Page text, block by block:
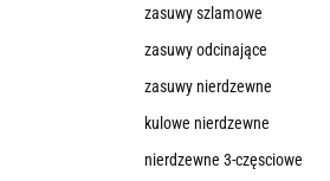
zasuwy szlamowe
zasuwy odcinające
zasuwy nierdzewne
kulowe nierdzewne
nierdzewne 3-częsciowe